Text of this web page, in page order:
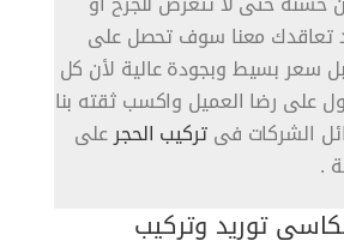
تعاقدك معنا سوف تحصل على
سعر بسيط وبجودة عالية لأن كل
على رضا العميل واكسب ثقته بنا
الشركات فىتركيب الحجرعلى
.
توريد وتركيب